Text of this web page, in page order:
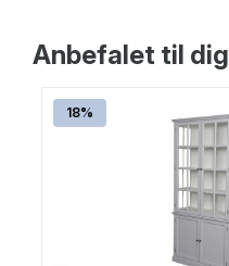
Anbefalet til dig
18%